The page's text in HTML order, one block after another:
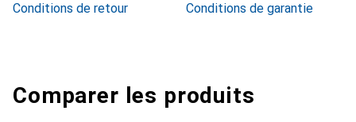
Conditions de retour
Conditions de garantie
Comparer les produits